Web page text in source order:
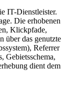
IT-Dienstleister.
Die erhobenen
Klickpfade,
über das genutzte
Referrer
Gebietsschema,
dient dem